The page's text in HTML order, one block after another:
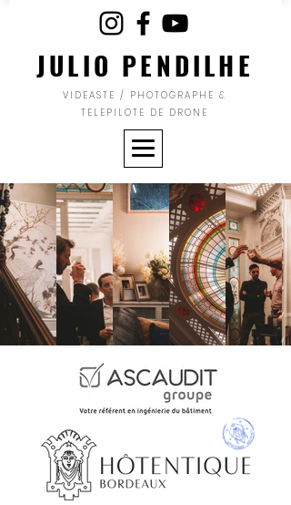
JULIO PENDILHE
VIDEASTE / PHOTOGRAPHE &
TELEPILOTE DE DRONE